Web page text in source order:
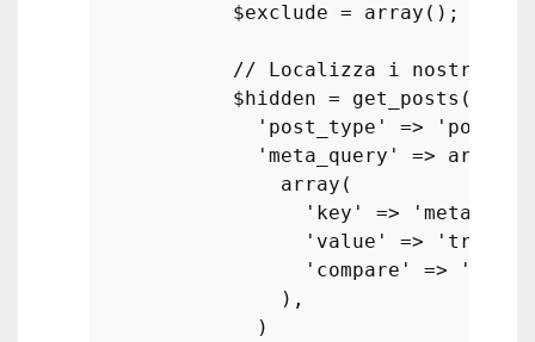
$exclude = array ();
// Localizza i nostri post
$hidden = get_posts (
'post_type'
=> 'post'
'meta_query'
=> array
array (
'key'
=>
'meta-
'value'
=> 'true'
'compare'
=> '=='
                ),
              )